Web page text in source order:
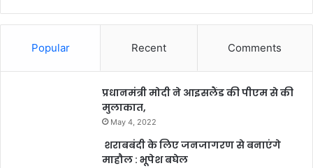
Popular Recent Comments
प्रधानमंत्री मोदी ने आइसलैंड की पीएम से की
मुलाकात,
May 4, 2022
शराबबंदी के लिए जनजागरण से बनाएंगे
माहौल : भूपेश बघेल